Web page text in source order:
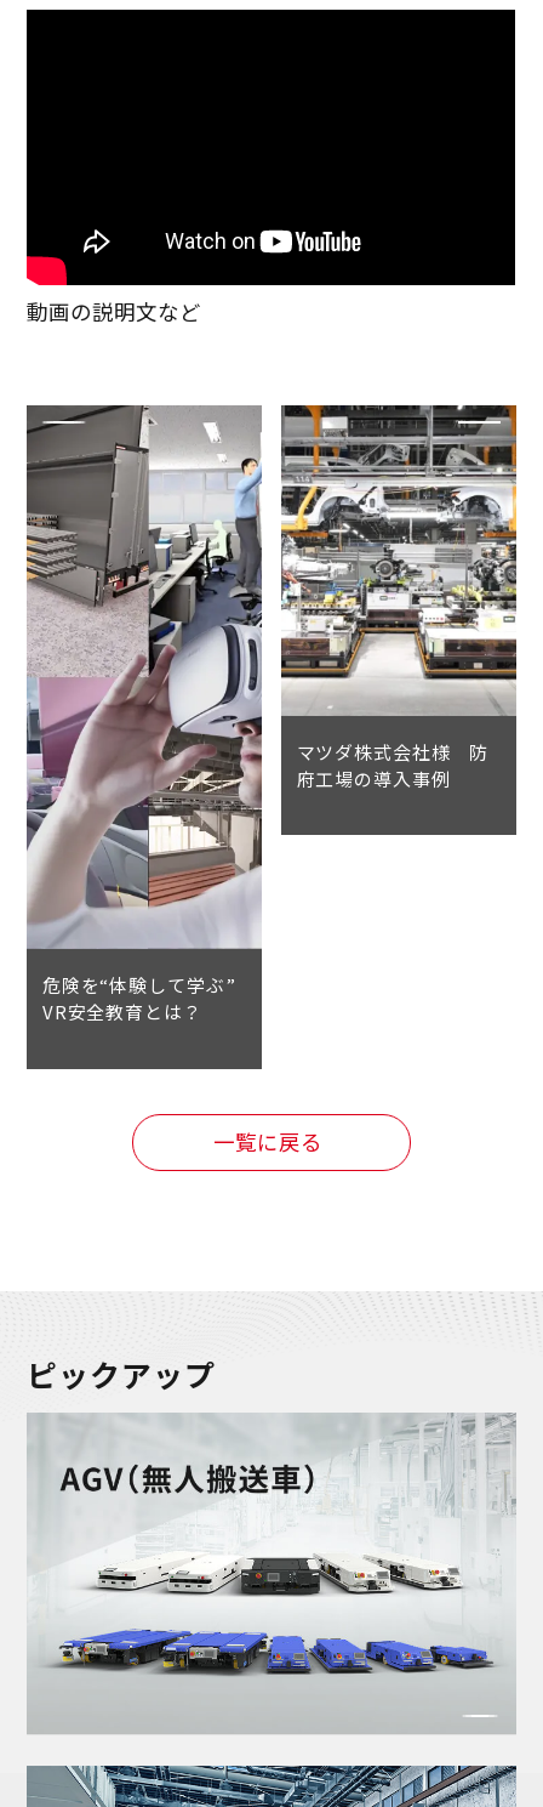
動画の説明文など
危険を“体験して学ぶ”
VR安全教育とは？
マツダ株式会社様 防
府工場の導入事例
一覧に戻る
ピックアップ